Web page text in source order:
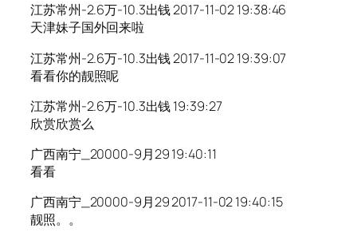
江苏常州-2.6万-10.3出钱 2017-11-02 19:38:46
天津妹子国外回来啦
江苏常州-2.6万-10.3出钱 2017-11-02 19:39:07
看看你的靓照呢
江苏常州-2.6万-10.3出钱 19:39:27
欣赏欣赏么
广西南宁_20000-9月29 19:40:11
看看
广西南宁_20000-9月29 2017-11-02 19:40:15
靓照。。